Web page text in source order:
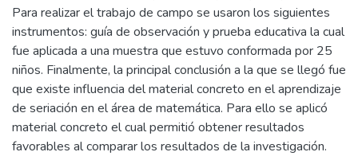
Para realizar el trabajo de campo se usaron los siguientes
instrumentos: guía de observación y prueba educativa la cual
fue aplicada a una muestra que estuvo conformada por 25
niños. Finalmente, la principal conclusión a la que se llegó fue
que existe influencia del material concreto en el aprendizaje
de seriación en el área de matemática. Para ello se aplicó
material concreto el cual permitió obtener resultados
favorables al comparar los resultados de la investigación.